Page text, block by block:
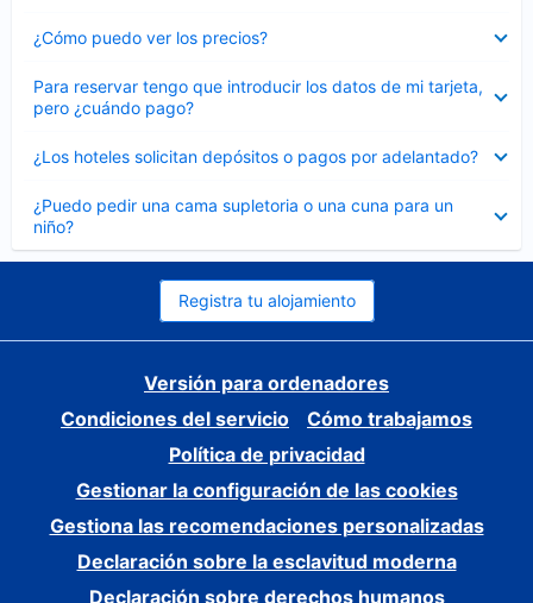
¿Cómo puedo ver los precios?
cerrado
Para reservar tengo que introducir los datos de mi tarjeta,
pero ¿cuándo pago?
cerrado
¿Los hoteles solicitan depósitos o pagos por adelantado?
cerrado
¿Puedo pedir una cama supletoria o una cuna para un
niño?
cerrado
Registra tu alojamiento
Versión para ordenadores
Condiciones del servicio
Cómo trabajamos
Política de privacidad
Gestionar la configuración de las cookies
Gestiona las recomendaciones personalizadas
Declaración sobre la esclavitud moderna
Declaración sobre derechos humanos